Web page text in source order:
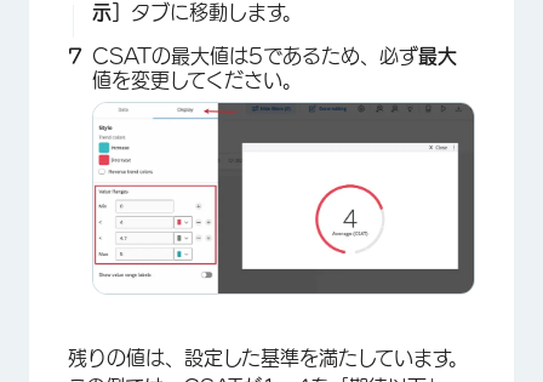
×
×
示］ タブに移動します。
CSATの最大値は5であるため、必ず最大
値を変更してください。
残りの値は、設定した基準を満たしています。